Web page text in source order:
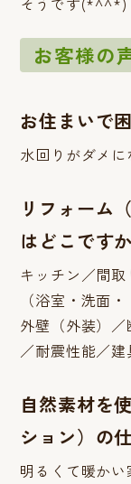
お客様の
お住まいで
水回りがダメ
リフォーム
はどこです
キッチン／間
（浴室・洗面
外壁（外装）／
／耐震性能／
自然素材を
ション）の
明るくて暖か